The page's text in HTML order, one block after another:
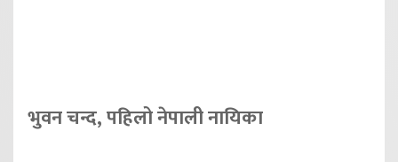
भुवन चन्द, पहिलो नेपाली नायिका